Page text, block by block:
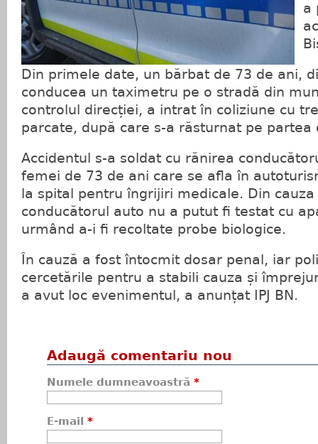
a
Din primele date, un bărbat de 73 de ani,
conducea un taximetru pe o stradă din
controlul direcției, a intrat în coliziune cu
parcate, după care s-a răsturnat pe partea
Accidentul s-a soldat cu rănirea
femei de 73 de ani care se afla în
la spital pentru îngrijiri medicale. Din
conducătorul auto nu a putut fi testat cu
urmând a-i fi recoltate probe biologice.
În cauză a fost întocmit dosar penal, iar
cercetările pentru a stabili cauza și
a avut loc evenimentul, a anunțat IPJ BN.
Adaugă comentariu nou
Numele dumneavoastră *
E-mail *